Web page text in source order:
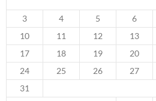
3
4 5 6
10
11 12 13
17
18 19 20
24
25 26 27
31